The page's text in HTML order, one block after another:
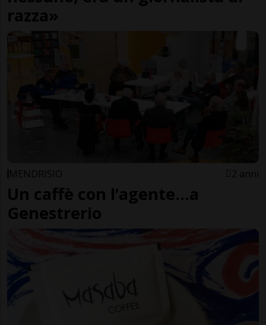
razza»
MENDRISIO 2 anni
Un caffè con l’agente…a
Genestrerio